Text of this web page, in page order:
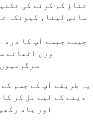
تناؤ کم کرنے کی
سانس لینا، کیونکہ
جیسے جیسے آپ کا درد
وزن اٹھانے
یہ طریقے آپ کے جسم
دینے کے لیے مل کر
اور یاد